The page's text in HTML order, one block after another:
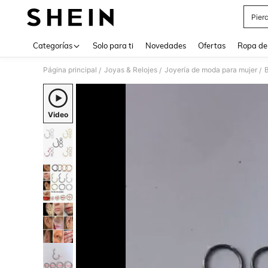
Categorías Solo para ti Novedades Ofertas Ropa
Página principal / Joyas & Relojes / Joyería de moda para mujer /
Video